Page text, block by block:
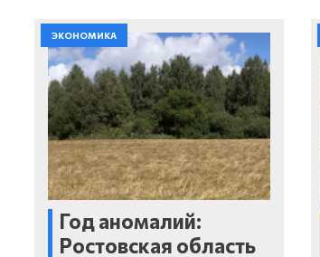
ЭКОНОМИКА
Год аномалий:
Ростовская область